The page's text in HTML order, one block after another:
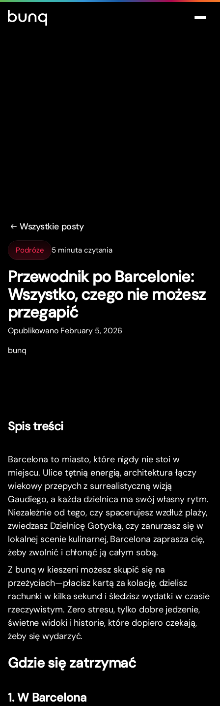
Wszystkie posty
Podróże 5 minuta czytania
Przewodnik po Barcelonie:
Wszystko, czego nie możesz
przegapić
Opublikowano February 5, 2026
bunq
Spis treści
Barcelona to miasto, które nigdy nie stoi w
miejscu. Ulice tętnią energią, architektura łączy
wiekowy przepych z surrealistyczną wizją
Gaudíego, a każda dzielnica ma swój własny rytm.
Niezależnie od tego, czy spacerujesz wzdłuż plaży,
zwiedzasz Dzielnicę Gotycką, czy zanurzasz się w
lokalnej scenie kulinarnej, Barcelona zaprasza cię,
żeby zwolnić i chłonąć ją całym sobą.
Z bunq w kieszeni możesz skupić się na
przeżyciach—płacisz kartą za kolację, dzielisz
rachunki w kilka sekund i śledzisz wydatki w czasie
rzeczywistym. Zero stresu, tylko dobre jedzenie,
świetne widoki i historie, które dopiero czekają,
żeby się wydarzyć.
Gdzie się zatrzymać
1. W Barcelona